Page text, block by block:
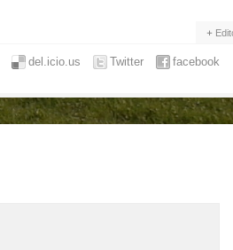
facebook
Twitter
del.icio.us